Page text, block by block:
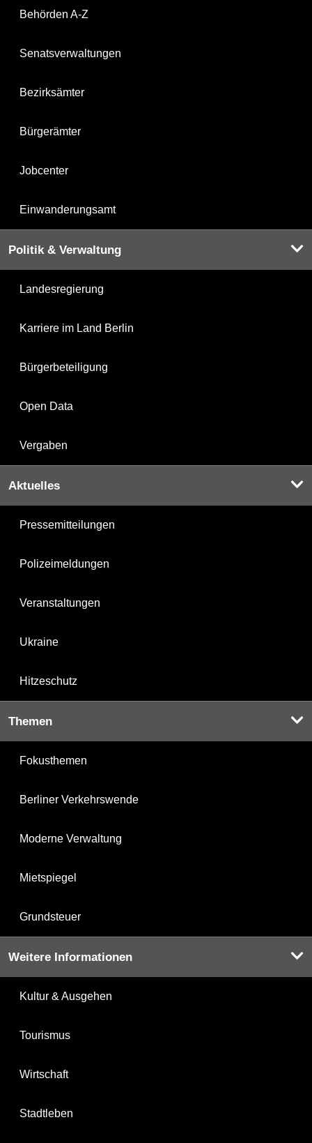
Behörden A-Z
Senatsverwaltungen
Bezirksämter
Bürgerämter
Jobcenter
Einwanderungsamt
Politik & Verwaltung
Landesregierung
Karriere im Land Berlin
Bürgerbeteiligung
Open Data
Vergaben
Aktuelles
Pressemitteilungen
Polizeimeldungen
Veranstaltungen
Ukraine
Hitzeschutz
Themen
Fokusthemen
Berliner Verkehrswende
Moderne Verwaltung
Mietspiegel
Grundsteuer
Weitere Informationen
Kultur & Ausgehen
Tourismus
Wirtschaft
Stadtleben